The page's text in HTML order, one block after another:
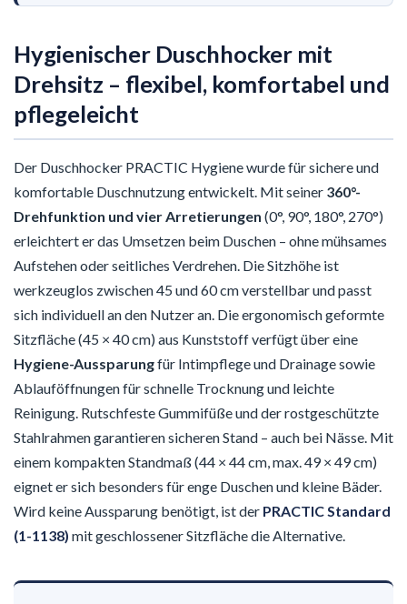
Hygienischer Duschhocker mit
Drehsitz – flexibel, komfortabel und
pflegeleicht
Der Duschhocker PRACTIC Hygiene wurde für sichere und
komfortable Duschnutzung entwickelt. Mit seiner 360°-
Drehfunktion und vier Arretierungen (0°, 90°, 180°, 270°)
erleichtert er das Umsetzen beim Duschen – ohne mühsames
Aufstehen oder seitliches Verdrehen. Die Sitzhöhe ist
werkzeuglos zwischen 45 und 60 cm verstellbar und passt
sich individuell an den Nutzer an. Die ergonomisch geformte
Sitzfläche (45 × 40 cm) aus Kunststoff verfügt über eine
Hygiene-Aussparungfür Intimpflege und Drainage sowie
Ablauföffnungen für schnelle Trocknung und leichte
Reinigung. Rutschfeste Gummifüße und der rostgeschützte
Stahlrahmen garantieren sicheren Stand – auch bei Nässe. Mit
einem kompakten Standmaß (44 × 44 cm, max. 49 × 49 cm)
eignet er sich besonders für enge Duschen und kleine Bäder.
Wird keine Aussparung benötigt, ist der PRACTIC Standard
(1-1138) mit geschlossener Sitzfläche die Alternative.